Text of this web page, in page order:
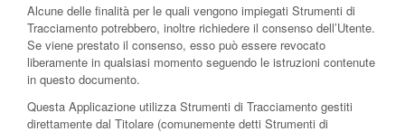
Alcune delle finalità per le quali vengono impiegati Strumenti di
Tracciamento potrebbero, inoltre richiedere il consenso dell’Utente.
Se viene prestato il consenso, esso può essere revocato
liberamente in qualsiasi momento seguendo le istruzioni contenute
in questo documento.
Questa Applicazione utilizza Strumenti di Tracciamento gestiti
direttamente dal Titolare (comunemente detti Strumenti di